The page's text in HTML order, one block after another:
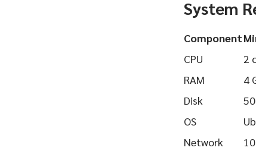
System
Component
CPU
2
RAM
4
Disk
50
OS
Network